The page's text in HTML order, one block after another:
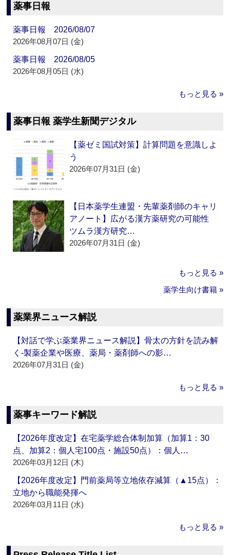
薬事日報
薬事日報 2026/08/07
2026年08月07日 (金)
薬事日報 2026/08/05
2026年08月05日 (水)
もっと見る »
薬事日報 薬学生新聞デジタル
【薬ゼミ国試対策】計算問題を意識しよ
う
2026年07月31日 (金)
【日本薬学生連盟・先輩薬剤師のキャリ
アノート】広がる漢方薬研究の可能性
ツムラ漢方研究…
2026年07月31日 (金)
もっと見る »
薬学生向け書籍 »
薬業界ニュース解説
【対話で学ぶ薬業界ニュース解説】骨太の方針を読み解
く‐製薬企業や医療、薬局・薬剤師への影…
2026年07月31日 (金)
もっと見る »
薬事キーワード解説
【2026年度改定】在宅薬学総合体制加算（加算1：30
点、加算2：個人宅100点・施設50点）：個人…
2026年03月12日 (木)
【2026年度改定】門前薬局等立地依存減算（▲15点）：
立地から職能発揮へ
2026年03月11日 (水)
もっと見る »